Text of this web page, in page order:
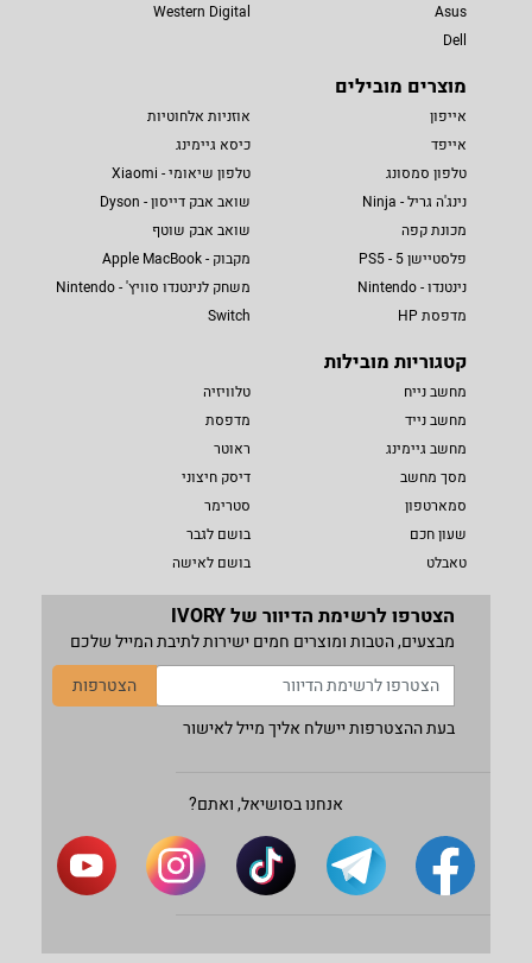
Asus
Dell
Western Digital
מוצרים מובילים
אייפון
אייפד
טלפון סמסונג
נינג'ה גריל - Ninja
מכונת קפה
פלסטיישן 5 - PS5
נינטנדו - Nintendo
מדפסת HP
אוזניות אלחוטיות
כיסא גיימינג
טלפון שיאומי - Xiaomi
שואב אבק דייסון - Dyson
שואב אבק שוטף
מקבוק - Apple MacBook
משחק לנינטנדו סוויץ' - Nintendo
Switch
קטגוריות מובילות
מחשב נייח
מחשב נייד
מחשב גיימינג
מסך מחשב
סמארטפון
שעון חכם
טאבלט
טלוויזיה
מדפסת
ראוטר
דיסק חיצוני
סטרימר
בושם לגבר
בושם לאישה
הצטרפו לרשימת הדיוור של IVORY
מבצעים, הטבות ומוצרים חמים ישירות לתיבת המייל שלכם
הצטרפות
בעת ההצטרפות יישלח אליך מייל לאישור
אנחנו בסושיאל, ואתם?